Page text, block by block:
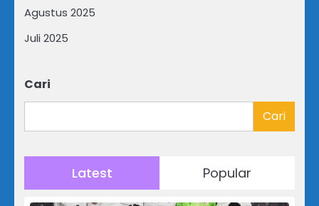
Agustus 2025
Juli 2025
Cari
Cari
Latest Popular